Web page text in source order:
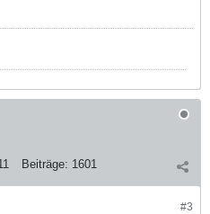
Beiträge: 1601
#3